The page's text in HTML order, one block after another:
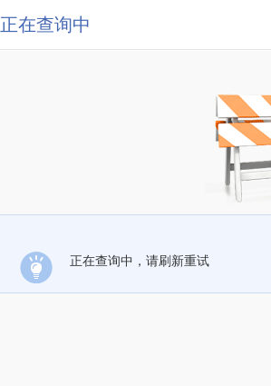
正在查询中
正在查询中，请刷新重试